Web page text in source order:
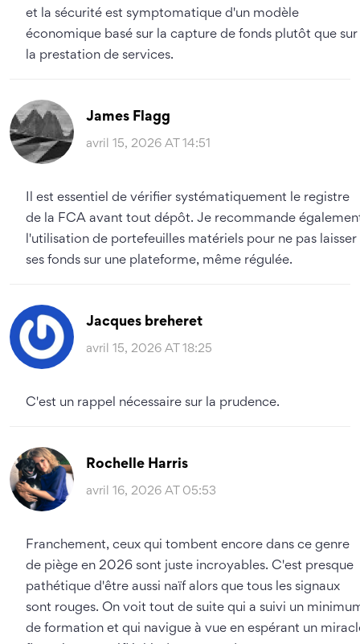
et la sécurité est symptomatique d'un modèle
économique basé sur la capture de fonds plutôt que sur
la prestation de services.
James Flagg
avril 15, 2026 AT 14:51
Il est essentiel de vérifier systématiquement le registre
de la FCA avant tout dépôt. Je recommande
l'utilisation de portefeuilles matériels pour ne pas laisser
ses fonds sur une plateforme, même régulée.
Jacques breheret
avril 15, 2026 AT 18:25
C'est un rappel nécessaire sur la prudence.
Rochelle Harris
avril 16, 2026 AT 05:53
Franchement, ceux qui tombent encore dans ce genre
de piège en 2026 sont juste incroyables. C'est presque
pathétique d'être aussi naïf alors que tous les signaux
sont rouges. On voit tout de suite qui a suivi un
de formation et qui navigue à vue en espérant un